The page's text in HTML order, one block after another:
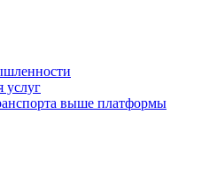
услуг
выше платформы